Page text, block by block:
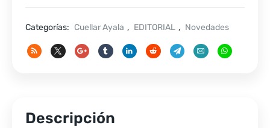
cantidad
Categorías: Cuellar Ayala , EDITORIAL , Novedades
Descripción